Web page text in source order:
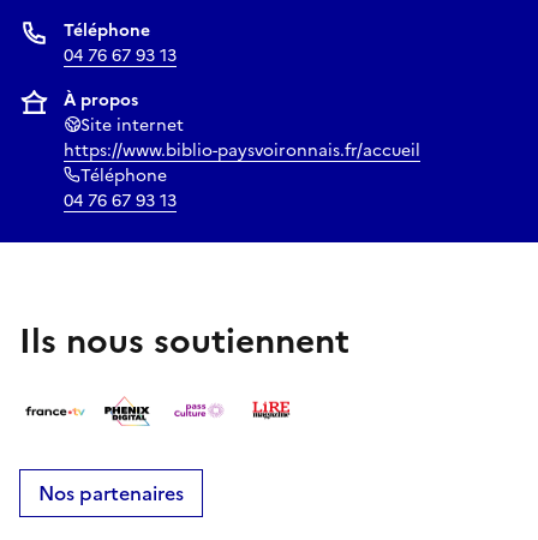
Téléphone
04 76 67 93 13
À propos
Site internet
https://www.biblio-paysvoironnais.fr/accueil
Téléphone
04 76 67 93 13
Ils nous soutiennent
Nos partenaires